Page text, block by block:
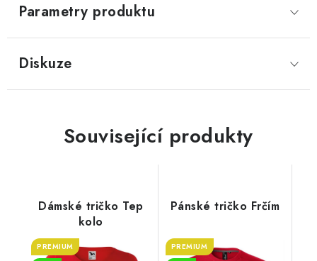
Parametry produktu
Diskuze
Související produkty
Dámské tričko Tep
kolo
PREMIUM
Pánské tričko Frčím
PREMIUM